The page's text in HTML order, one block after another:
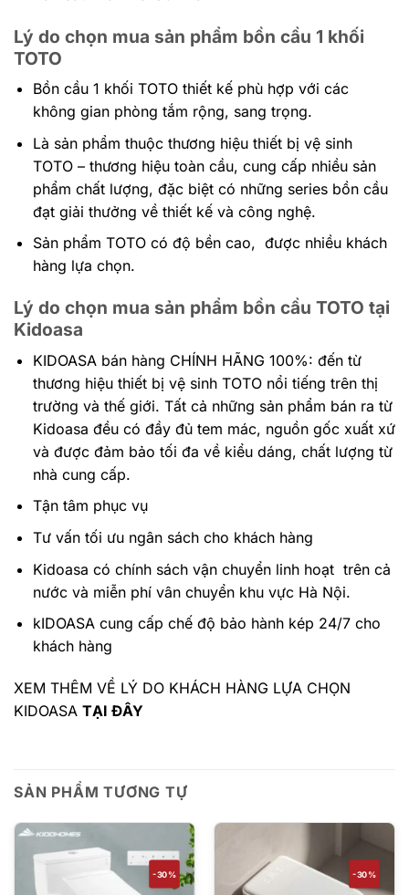
Lý do chọn mua sản phẩm bồn cầu 1 khối
TOTO
Bồn cầu 1 khối TOTO thiết kế phù hợp với các
không gian phòng tắm rộng, sang trọng.
Là sản phẩm thuộc thương hiệu thiết bị vệ sinh
TOTO – thương hiệu toàn cầu, cung cấp nhiều sản
phẩm chất lượng, đặc biệt có những series bồn cầu
đạt giải thưởng về thiết kế và công nghệ.
Sản phẩm TOTO có độ bền cao, được nhiều khách
hàng lựa chọn.
Lý do chọn mua sản phẩm bồn cầu TOTO tại
Kidoasa
KIDOASA bán hàng CHÍNH HÃNG 100%: đến từ
thương hiệu thiết bị vệ sinh TOTO nổi tiếng trên thị
trường và thế giới. Tất cả những sản phẩm bán ra từ
Kidoasa đều có đầy đủ tem mác, nguồn gốc xuất xứ
và được đảm bảo tối đa về kiểu dáng, chất lượng từ
nhà cung cấp.
Tận tâm phục vụ
Tư vấn tối ưu ngân sách cho khách hàng
Kidoasa có chính sách vận chuyển linh hoạt trên cả
nước và miễn phí vân chuyển khu vực Hà Nội.
kIDOASA cung cấp chế độ bảo hành kép 24/7 cho
khách hàng
XEM THÊM VỀ LÝ DO KHÁCH HÀNG LỰA CHỌN
KIDOASA TẠI ĐÂY
SẢN PHẨM TƯƠNG TỰ
-30% -30%